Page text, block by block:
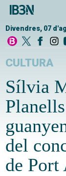
Divendres, 07
CULTURA
Sílvia
del
de Port